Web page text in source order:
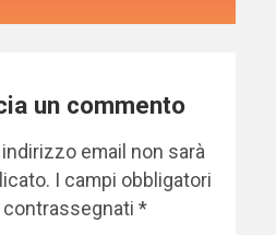
un commento
email non sarà
I campi obbligatori
contrassegnati*